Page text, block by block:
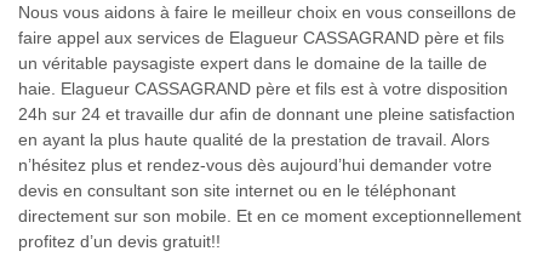
Nous vous aidons à faire le meilleur choix en vous conseillons de
faire appel aux services de Elagueur CASSAGRAND père et fils
un véritable paysagiste expert dans le domaine de la taille de
haie. Elagueur CASSAGRAND père et fils est à votre disposition
24h sur 24 et travaille dur afin de donnant une pleine satisfaction
en ayant la plus haute qualité de la prestation de travail. Alors
n’hésitez plus et rendez-vous dès aujourd’hui demander votre
devis en consultant son site internet ou en le téléphonant
directement sur son mobile. Et en ce moment exceptionnellement
profitez d’un devis gratuit!!